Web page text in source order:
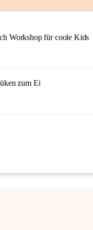
Workshop für coole Kids
zum Ei